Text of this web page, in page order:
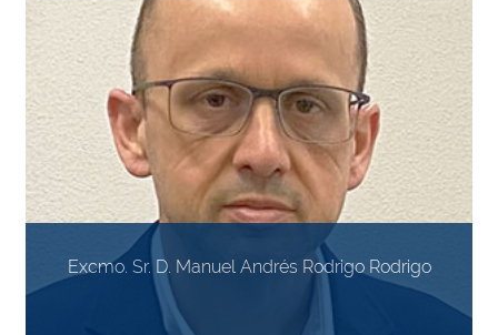
Excmo. Sr. D. Manuel Andrés Rodrigo Rodrigo